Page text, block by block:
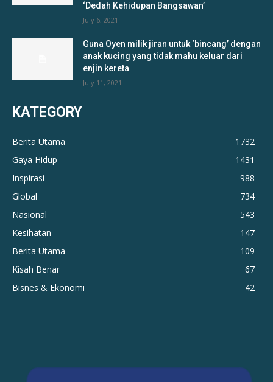
‘Dedah Kehidupan Bangsawan’
July 6, 2021
Guna Oyen milik jiran untuk ‘bincang’ dengan
anak kucing yang tidak mahu keluar dari
enjin kereta
July 11, 2021
KATEGORY
Berita Utama
1732
Gaya Hidup
1431
Inspirasi
988
Global
734
Nasional
543
Kesihatan
147
Berita Utama
109
Kisah Benar
67
Bisnes & Ekonomi
42